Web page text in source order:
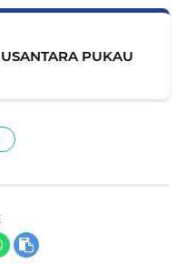
PUKAU